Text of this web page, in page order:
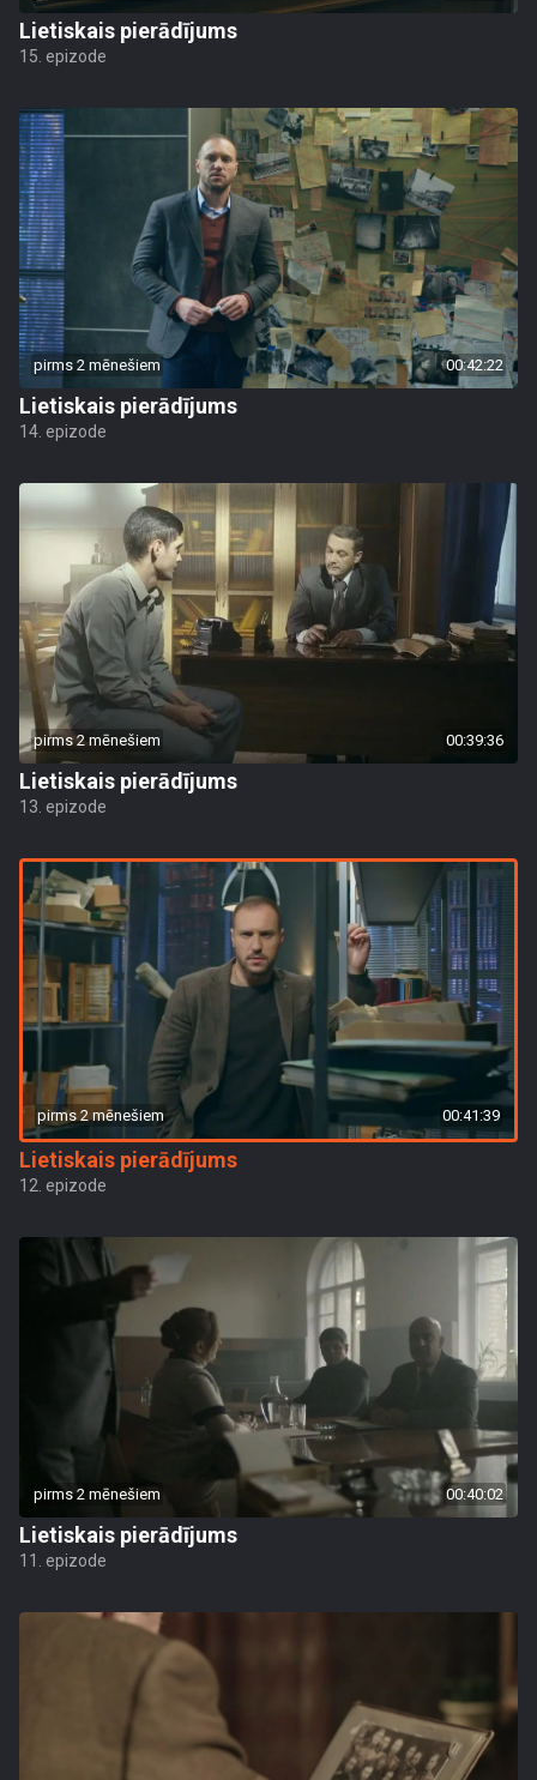
Lietiskais pierādījums
15. epizode
pirms 2 mēnešiem 00:42:22
Lietiskais pierādījums
14. epizode
pirms 2 mēnešiem 00:39:36
Lietiskais pierādījums
13. epizode
pirms 2 mēnešiem 00:41:39
Lietiskais pierādījums
12. epizode
pirms 2 mēnešiem 00:40:02
Lietiskais pierādījums
11. epizode